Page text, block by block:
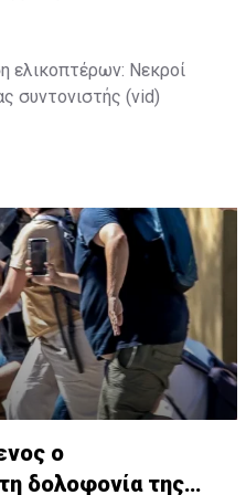
ελικοπτέρων: Νεκροί
συντονιστής (vid)
ο
δολοφονία της